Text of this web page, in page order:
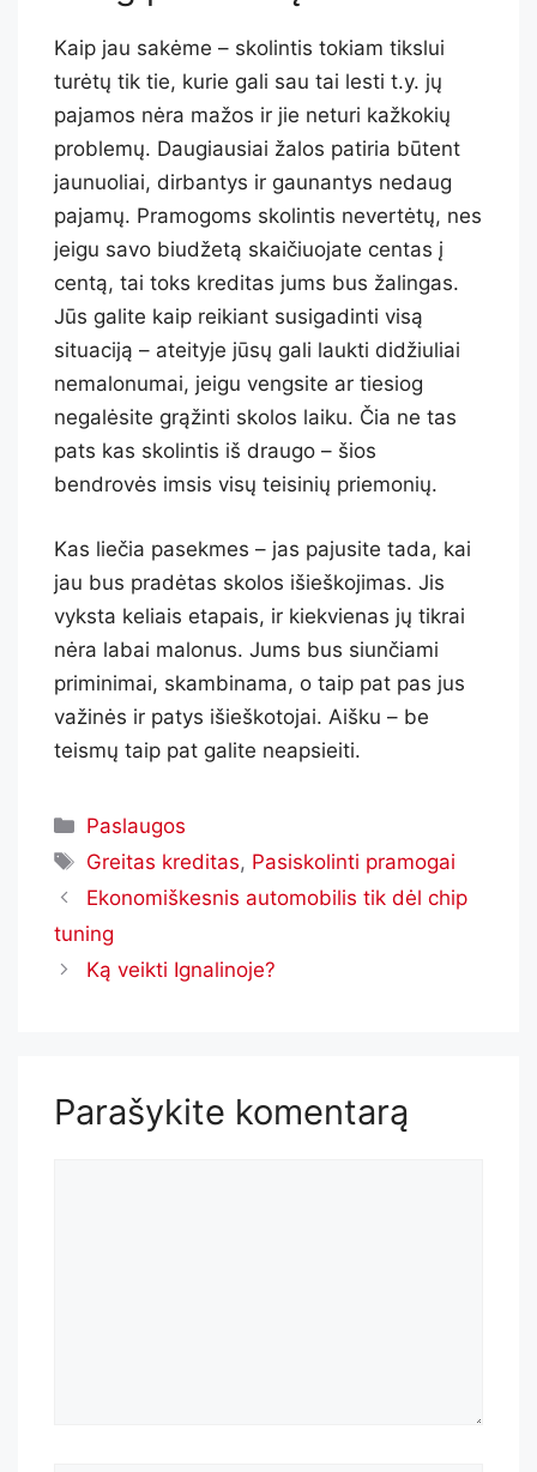
Kaip jau sakėme – skolintis tokiam tikslui
turėtų tik tie, kurie gali sau tai lesti t.y. jų
pajamos nėra mažos ir jie neturi kažkokių
problemų. Daugiausiai žalos patiria būtent
jaunuoliai, dirbantys ir gaunantys nedaug
pajamų. Pramogoms skolintis nevertėtų, nes
jeigu savo biudžetą skaičiuojate centas į
centą, tai toks kreditas jums bus žalingas.
Jūs galite kaip reikiant susigadinti visą
situaciją – ateityje jūsų gali laukti didžiuliai
nemalonumai, jeigu vengsite ar tiesiog
negalėsite grąžinti skolos laiku. Čia ne tas
pats kas skolintis iš draugo – šios
bendrovės imsis visų teisinių priemonių.
Kas liečia pasekmes – jas pajusite tada, kai
jau bus pradėtas skolos išieškojimas. Jis
vyksta keliais etapais, ir kiekvienas jų tikrai
nėra labai malonus. Jums bus siunčiami
priminimai, skambinama, o taip pat pas jus
važinės ir patys išieškotojai. Aišku – be
teismų taip pat galite neapsieiti.
Paslaugos
Greitas kreditas, Pasiskolinti pramogai
Ekonomiškesnis automobilis tik dėl chip
tuning
Ką veikti Ignalinoje?
Parašykite komentarą